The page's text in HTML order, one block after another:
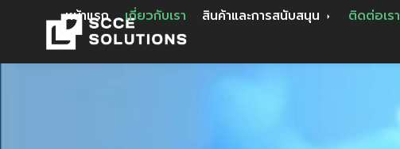
หน้าแรก เกี่ยวกับเรา สินค้าและการสนับสนุน ติดต่อเรา